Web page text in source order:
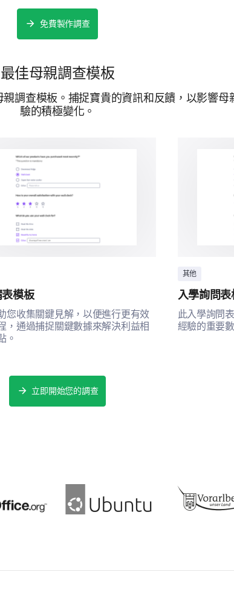
important, very important, crucial):
and timeliness of diagnoses
and respect from staff
support and resources
share any further comments or insights
experience.
術支持
免費製作調查
最佳母親調查模板
調查模板。捕捉寶貴的資訊和反饋，以影響母
驗的積極變化。
模板
您收集關鍵見解，以便進行更有效
，通過捕捉關鍵數據來解決利益相
。
其他
入學詢問
此入學詢問
經驗的重要
立即開始您的調查